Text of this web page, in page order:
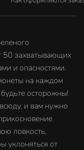
50 захватывающих
и опасностями.
на каждом
осторожны!
и вам нужно
ловкость,
уклоняться от